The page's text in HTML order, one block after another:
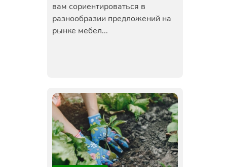
вам сориентироваться в
разнообразии предложений на
рынке мебел...